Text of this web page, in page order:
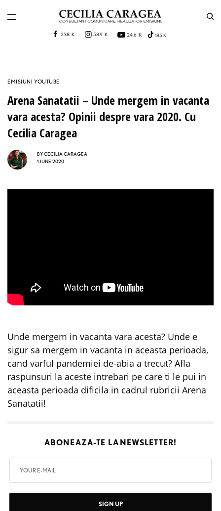
238 K 58.9 K 24.6 K 185 K
EMISIUNI YOUTUBE
Arena Sanatatii – Unde mergem in vacanta
vara acesta? Opinii despre vara 2020. Cu
Cecilia Caragea
BYCECILIA CARAGEA
1 JUNE 2020
Unde mergem in vacanta vara acesta? Unde e
sigur sa mergem in vacanta in aceasta perioada,
cand varful pandemiei de-abia a trecut? Afla
raspunsuri la aceste intrebari pe care ti le pui in
aceasta perioada dificila in cadrul rubricii Arena
Sanatatii!
ABONEAZA-TE LA NEWSLETTER!
SIGN UP